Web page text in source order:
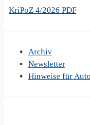
KriPoZ 4/2026 PDF
Archiv
Newsletter
Hinweise für